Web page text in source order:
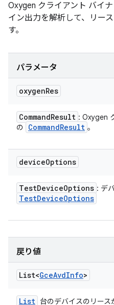
Oxygen クライアント バイ
イン出力を解析して、リー
す。
パラメータ
oxygenRes
CommandResult : Oxygen
の
CommandResult 。
deviceOptions
TestDeviceOptions : デ
TestDeviceOptions
戻り値
List<GceAvdInfo>
List 台のデバイスのリース